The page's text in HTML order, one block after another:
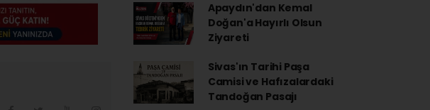
Apaydın'dan Kemal
Doğan'a Hayırlı Olsun
Ziyareti
Sivas'ın Tarihi Paşa
Camisi ve Hafızalardaki
Tandoğan Pasajı